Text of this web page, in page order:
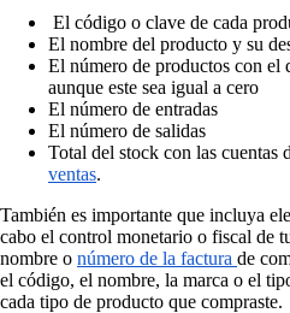
El código o clave de cada
El nombre del producto y su
El número de productos con el
aunque este sea igual a cero
El número de entradas
El número de salidas
Total del stock con las cuentas
ventas.
También es importante que incluya
cabo el control monetario o fiscal de
nombre o número de la factura de
el código, el nombre, la marca o el
cada tipo de producto que compraste.